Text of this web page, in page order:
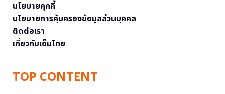
นโยบายคุกกี้
นโยบายการคุ้มครองข้อมูลส่วนบุคคล
ติดต่อเรา
เกี่ยวกับเอ็มไทย
TOP CONTENT